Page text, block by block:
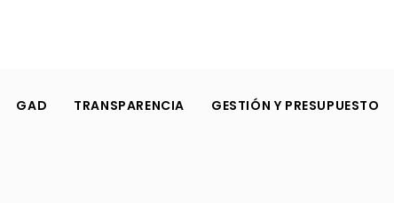
GAD TRANSPARENCIA GESTIÓN Y PRESUPUESTO